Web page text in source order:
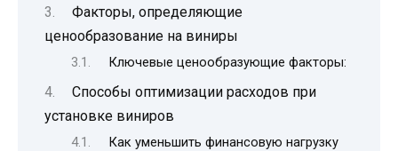
Факторы, определяющие
ценообразование на виниры
Ключевые ценообразующие факторы:
Способы оптимизации расходов при
установке виниров
Как уменьшить финансовую нагрузку